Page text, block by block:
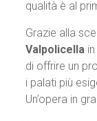
qualità è al
Grazie alla
Valpolicellain
di offrire un
i palati più
Un’opera in